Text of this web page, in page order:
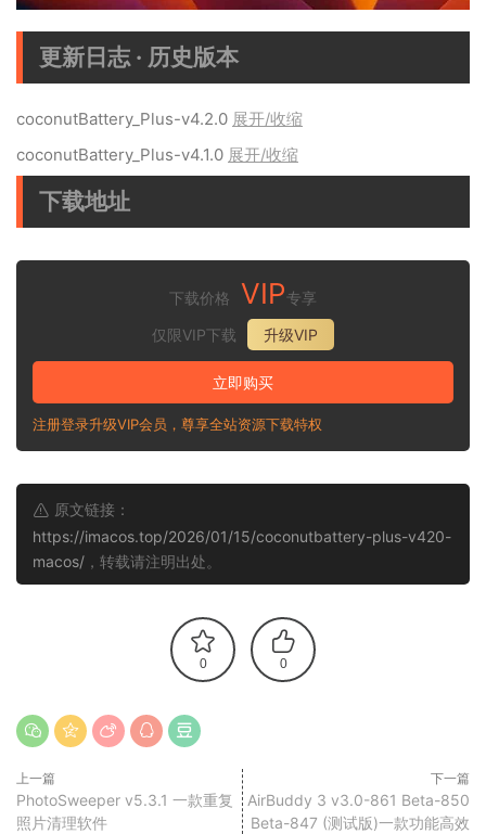
更新日志 · 历史版本
coconutBattery_Plus-v4.2.0 展开/收缩
coconutBattery_Plus-v4.1.0 展开/收缩
下载地址
下载价格 VIP专享
仅限VIP下载
升级VIP
立即购买
注册登录升级VIP会员，尊享全站资源下载特权
原文链接：
https://imacos.top/2026/01/15/coconutbattery-plus-v420-
macos/ ，转载请注明出处。
0 0
上一篇
PhotoSweeper v5.3.1 一款重复
照片清理软件
下一篇
AirBuddy 3 v3.0-861 Beta-850
Beta-847 (测试版)一款功能高效